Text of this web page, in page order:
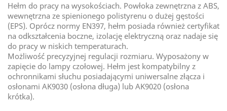
Hełm do pracy na wysokościach. Powłoka zewnętrzna z ABS,
wewnętrzna ze spienionego polistyrenu o dużej gęstości
(EPS). Oprócz normy EN397, hełm posiada również certyfikat
na odkształcenia boczne, izolację elektryczną oraz nadaje się
do pracy w niskich temperaturach.
Możliwość precyzyjnej regulacji rozmiaru. Wyposażony w
zapięcie do lampy czołowej. Hełm jest kompatybilny z
ochronnikami słuchu posiadającymi uniwersalne złącza i
osłonami AK9030 (osłona długa) lub AK9020 (osłona
krótka).